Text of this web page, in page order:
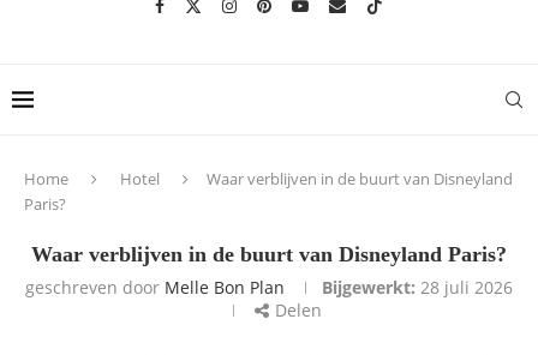
Home Hotel
Waar verblijven in de buurt van Disneyland
Paris?
Waar verblijven in de buurt van Disneyland Paris?
geschreven door Melle Bon Plan Bijgewerkt: 28 juli 2026
Delen